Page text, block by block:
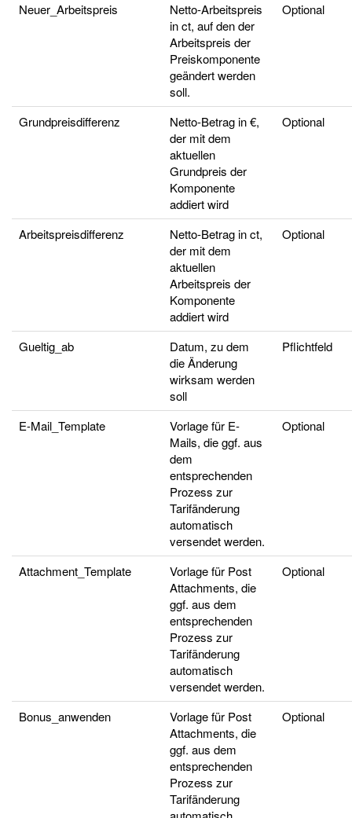
Neuer_Arbeitspreis
Netto-Arbeitspreis
in ct, auf den der
Arbeitspreis der
Preiskomponente
geändert werden
soll.
Optional
Grundpreisdifferenz
Netto-Betrag in €,
der mit dem
aktuellen
Grundpreis der
Komponente
addiert wird
Optional
Arbeitspreisdifferenz
Netto-Betrag in ct,
der mit dem
aktuellen
Arbeitspreis der
Komponente
addiert wird
Optional
Gueltig_ab
Datum, zu dem
die Änderung
wirksam werden
soll
Pflichtfeld
E-Mail_Template
Vorlage für E-
Mails, die ggf. aus
dem
entsprechenden
Prozess zur
Tarifänderung
automatisch
versendet werden.
Optional
Attachment_Template
Vorlage für Post
Attachments, die
ggf. aus dem
entsprechenden
Prozess zur
Tarifänderung
automatisch
versendet werden.
Optional
Bonus_anwenden
Vorlage für Post
Attachments, die
ggf. aus dem
entsprechenden
Prozess zur
Tarifänderung
Optional